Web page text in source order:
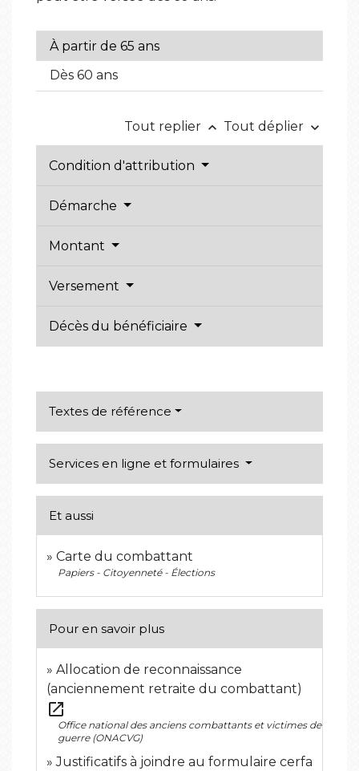
À partir de 65 ans
Dès 60 ans
Tout replier keyboard_arrow_up Tout déplier keyboard_arrow_down
Condition d'attribution
Démarche
Montant
Versement
Décès du bénéficiaire
Textes de référence
Services en ligne et formulaires
Et aussi
Carte du combattant
Papiers - Citoyenneté - Élections
Pour en savoir plus
Allocation de reconnaissance
(anciennement retraite du combattant)
open_in_new
Office national des anciens combattants et victimes de
guerre (ONACVG)
Justificatifs à joindre au formulaire cerfa